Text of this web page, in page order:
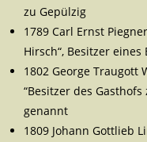
zu Gepülzig
1789 Carl Ernst
Hirsch“, Besitzer
1802 George Traugott
“Besitzer des
genannt
1809 Johann Gottlieb